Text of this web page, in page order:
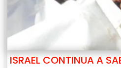
ISRAEL CONTINUA A